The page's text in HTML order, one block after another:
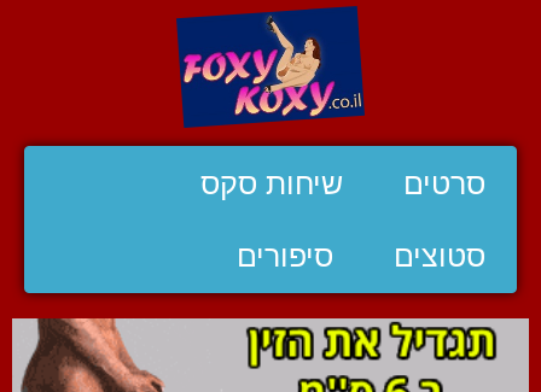
סרטים שיחות סקס
סטוצים סיפורים